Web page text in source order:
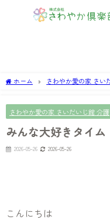
ホーム さわやか愛の家 さい
さわやか愛の家 さいだいじ館 介護
みんな大好きタイム
2026-05-26 2026-05-26
こんにちは